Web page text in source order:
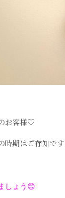
お客様♡
時期はご存知です
しょう 😊